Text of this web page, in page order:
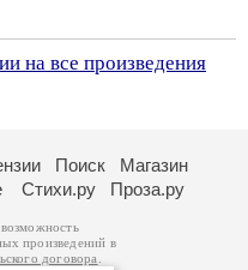
на все произведения
Поиск
Магазин
Стихи.ру Проза.ру
произведений в
договора